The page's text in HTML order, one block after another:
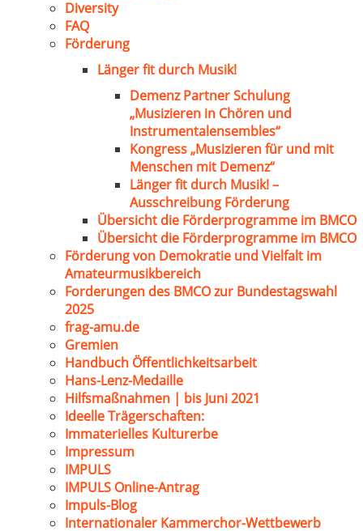
Diversity
FAQ
Förderung
Länger fit durch Musik!
Demenz Partner Schulung
„Musizieren in Chören und
Instrumentalensembles“
Kongress „Musizieren für und mit
Menschen mit Demenz“
Länger fit durch Musik! –
Ausschreibung Förderung
Übersicht die Förderprogramme im BMCO
Übersicht die Förderprogramme im BMCO
Förderung von Demokratie und Vielfalt im
Amateurmusikbereich
Forderungen des BMCO zur Bundestagswahl
2025
frag-amu.de
Gremien
Handbuch Öffentlichkeitsarbeit
Hans-Lenz-Medaille
Hilfsmaßnahmen | bis Juni 2021
Ideelle Trägerschaften:
Immaterielles Kulturerbe
Impressum
IMPULS
IMPULS Online-Antrag
Impuls-Blog
Internationaler Kammerchor-Wettbewerb